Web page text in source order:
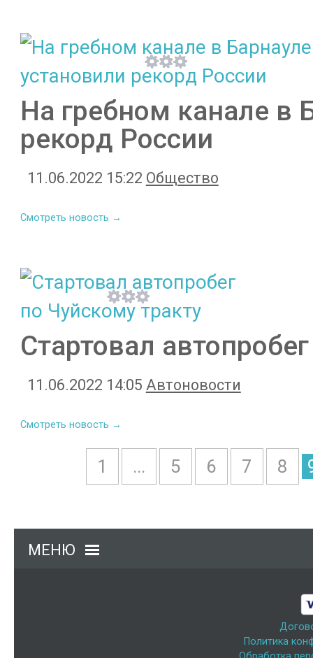
На гребном канале в
рекорд России
11.06.2022 15:22 Общество
Смотреть новость →
Стартовал
11.06.2022 14:05 Автоновости
Смотреть новость →
1 ... 5 6 7 8
МЕНЮ
Политика